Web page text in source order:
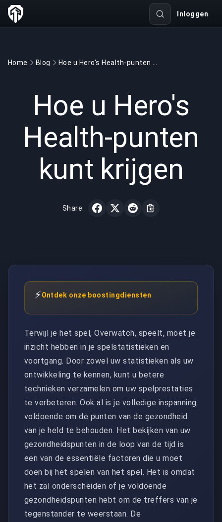
Inloggen
Home Blog
Hoe u Hero's
Health-punten
kunt krijgen
Share:
⚡Ontdek onze boostingdiensten
Terwijl je het spel, Overwatch, speelt, moet je
inzicht hebben in je spelstatistieken en
voortgang. Door zowel uw statistieken als uw
ontwikkeling te kennen, kunt u betere
technieken verzamelen om uw spelprestaties
te verbeteren. Ook al is je volledige inspanning
voldoende om de punten van de gezondheid
van je held te behouden. Het bekijken van uw
gezondheidspunten in de loop van de tijd is
een van de essentiële factoren die u moet
doen bij het spelen van het spel. Het is omdat
het zal onderscheiden of je voldoende
gezondheidspunten hebt om de treffers van je
tegenstander te weerstaan. De